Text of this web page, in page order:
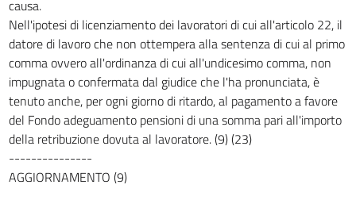
causa.
Nell'ipotesi di licenziamento dei lavoratori di cui all'articolo 22, il
datore di lavoro che non ottempera alla sentenza di cui al primo
comma ovvero all'ordinanza di cui all'undicesimo comma, non
impugnata o confermata dal giudice che l'ha pronunciata, è
tenuto anche, per ogni giorno di ritardo, al pagamento a favore
del Fondo adeguamento pensioni di una somma pari all'importo
della retribuzione dovuta al lavoratore. (9) (23)
---------------
AGGIORNAMENTO (9)